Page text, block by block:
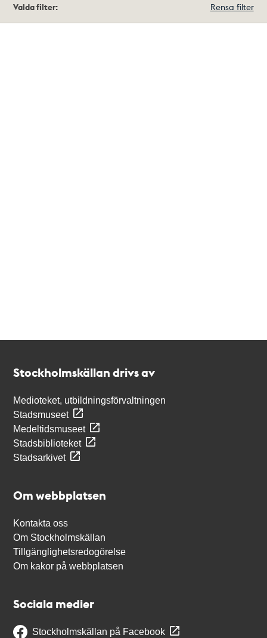
träffar
Valda filter: Rensa filter
Stockholmskällan drivs av
Medioteket, utbildningsförvaltningen
Stadsmuseet
Medeltidsmuseet
Stadsbiblioteket
Stadsarkivet
Om webbplatsen
Kontakta oss
Om Stockholmskällan
Tillgänglighetsredogörelse
Om kakor på webbplatsen
Sociala medier
Stockholmskällan på Facebook